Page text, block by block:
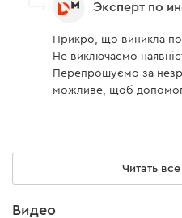
Эксперт по
Прикро, що виникла
Не виключаємо
Перепрошуємо за
можливе, щоб
Читать
Видео